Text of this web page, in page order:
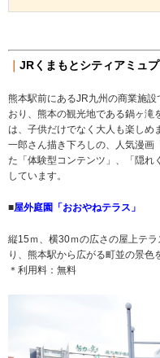
JRくまもとシティアミュ
熊本駅前にあるJR九州の商業施
おり、熊本の観光地である鍋ヶ滝
は、子供だけでなく大人も楽しめ
一郎さん描き下ろしの、人気漫画
た「体験型コンテンツ」、「隠れ
しています。
■屋外庭園「おおやねテラス」
縦15ｍ、横30ｍの広さの屋上テ
り、熊本駅から広がる町並の景色
＊利用料：無料